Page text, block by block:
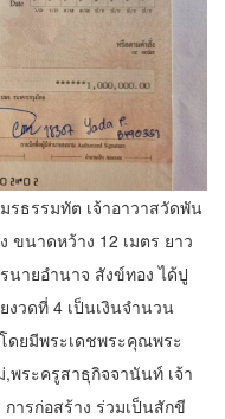
รธรรมทัต เจ้าอาวาสวัดพัน
ขนาดหว้าง 12 เมตร ยาว
นายอำนาจ สังข์ทอง ได้ปู
งวดที่ 4 เป็นเงินจำนวน
ดยมีพระเดชพระคุณพระ
,พระครูสาธุกิจจานันท์ เจ้า
ารก่อสร้าง ร่วมเป็นสักขี